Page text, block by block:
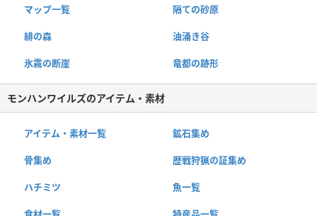
マップ一覧 隔ての砂原
緋の森 油涌き谷
氷霧の断崖 竜都の跡形
モンハンワイルズのアイテム・素材
アイテム・素材一覧 鉱石集め
骨集め 歴戦狩猟の証集め
ハチミツ 魚一覧